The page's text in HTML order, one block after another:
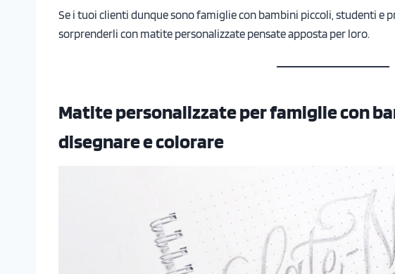
Se i tuoi clienti dunque sono famiglie con bambini piccoli, studenti e
sorprenderli con matite personalizzate pensate apposta per loro.
Matite personalizzate per famiglie con
disegnare e colorare